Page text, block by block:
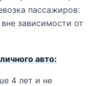
пассажиров:
зависимости от
авто:
4 лет и не